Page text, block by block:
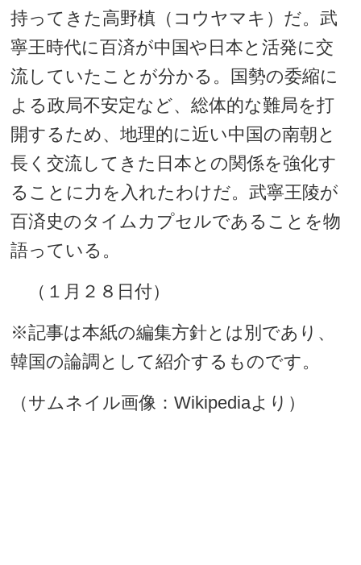
持ってきた高野槙（コウヤマキ）だ。武
寧王時代に百済が中国や日本と活発に交
流していたことが分かる。国勢の委縮に
よる政局不安定など、総体的な難局を打
開するため、地理的に近い中国の南朝と
長く交流してきた日本との関係を強化す
ることに力を入れたわけだ。武寧王陵が
百済史のタイムカプセルであることを物
語っている。
（１月２８日付）
※記事は本紙の編集方針とは別であり、
韓国の論調として紹介するものです。
（サムネイル画像：Wikipediaより）